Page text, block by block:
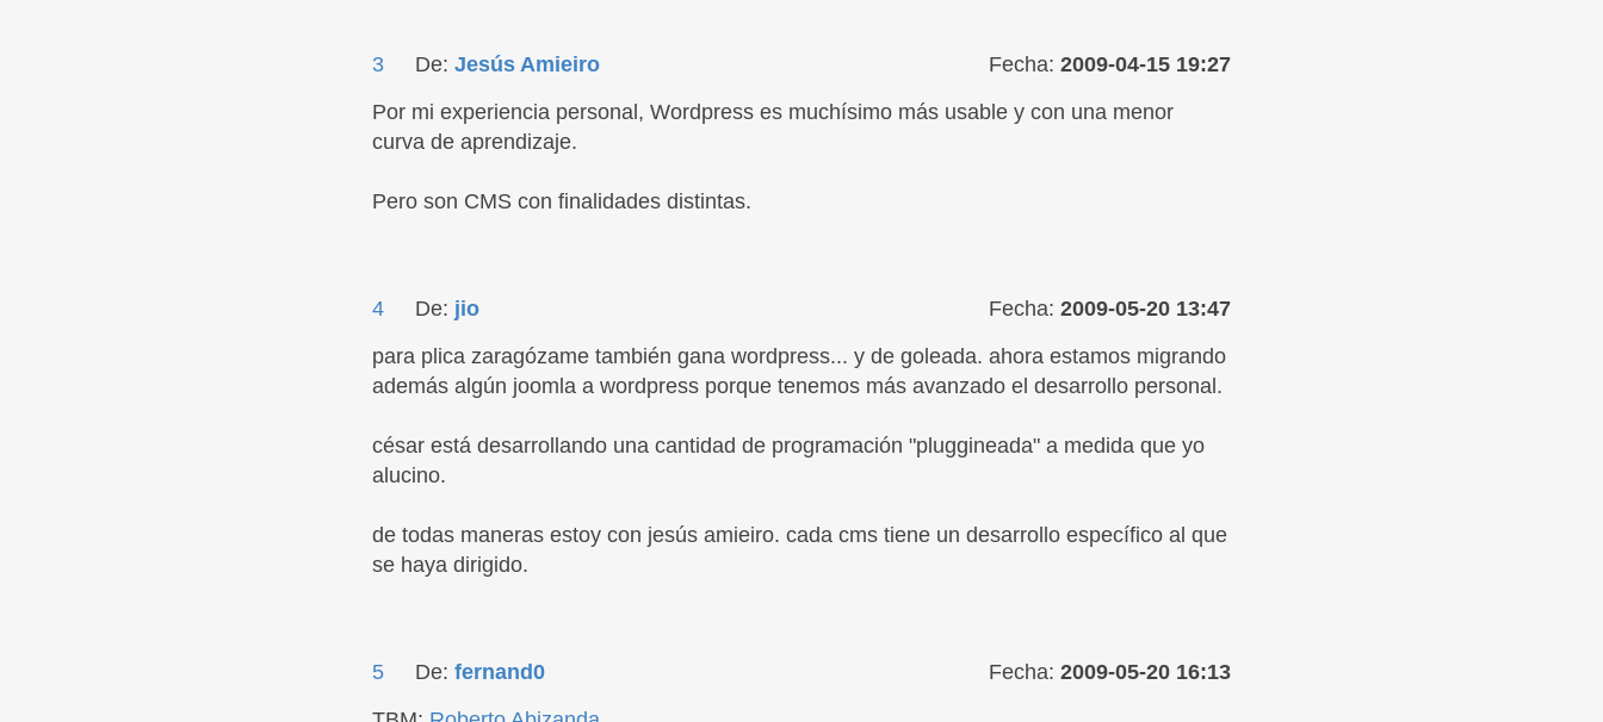
3 De: Jesús Amieiro Fecha: 2009-04-15 19:27
Por mi experiencia personal, Wordpress es muchísimo más usable y con una menor
curva de aprendizaje.
Pero son CMS con finalidades distintas.
4 De: jio Fecha: 2009-05-20 13:47
para plica zaragózame también gana wordpress... y de goleada. ahora estamos migrando
además algún joomla a wordpress porque tenemos más avanzado el desarrollo personal.
césar está desarrollando una cantidad de programación "pluggineada" a medida que yo
alucino.
de todas maneras estoy con jesús amieiro. cada cms tiene un desarrollo específico al que
se haya dirigido.
5 De: fernand0 Fecha: 2009-05-20 16:13